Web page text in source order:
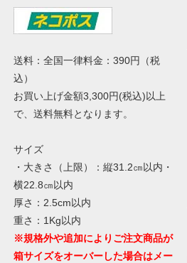
送料：全国一律料金：390円（税
込）
お買い上げ金額3,300円(税込)以上
で、送料無料となります。
サイズ
・大きさ（上限）：縦31.2㎝以内・
横22.8㎝以内
厚さ：2.5cm以内
重さ：1Kg以内
※規格外や追加によりご注文商品が
箱サイズをオーバーした場合はメー